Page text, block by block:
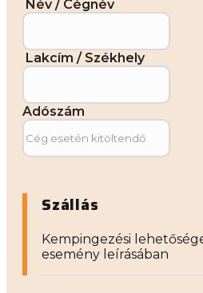
Név / Cégnév
Lakcím / Székhely
Adószám
Szállás
Kempingezési
esemény leírásában